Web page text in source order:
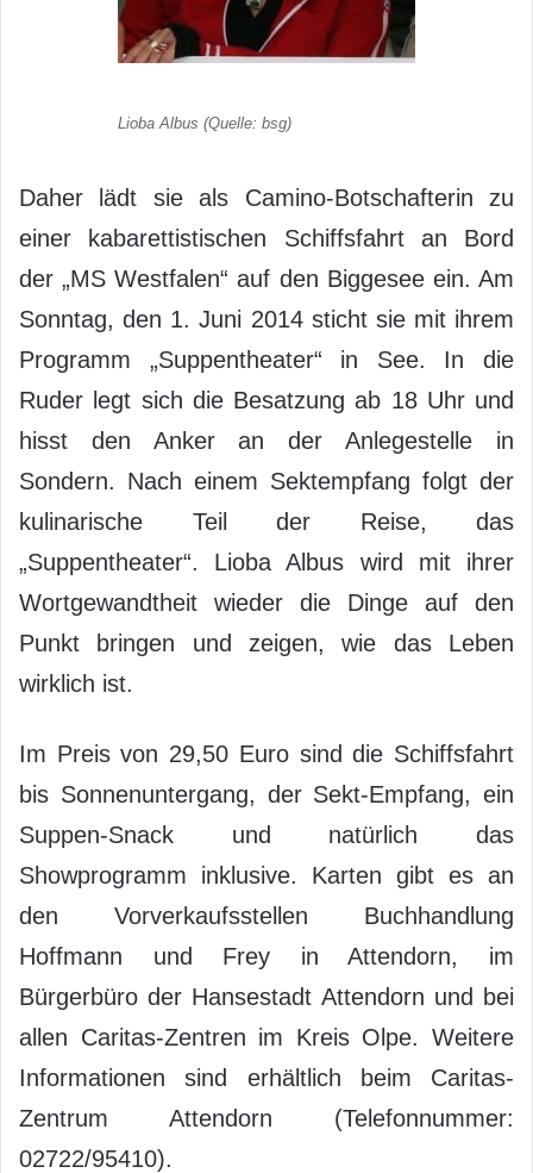
Lioba Albus (Quelle: bsg)
Daher lädt sie als Camino-Botschafterin zu
einer kabarettistischen Schiffsfahrt an Bord
der „MS Westfalen“ auf den Biggesee ein. Am
Sonntag, den 1. Juni 2014 sticht sie mit ihrem
Programm „Suppentheater“ in See. In die
Ruder legt sich die Besatzung ab 18 Uhr und
hisst den Anker an der Anlegestelle in
Sondern. Nach einem Sektempfang folgt der
kulinarische Teil der Reise, das
„Suppentheater“. Lioba Albus wird mit ihrer
Wortgewandtheit wieder die Dinge auf den
Punkt bringen und zeigen, wie das Leben
wirklich ist.
Im Preis von 29,50 Euro sind die Schiffsfahrt
bis Sonnenuntergang, der Sekt-Empfang, ein
Suppen-Snack und natürlich das
Showprogramm inklusive. Karten gibt es an
den Vorverkaufsstellen Buchhandlung
Hoffmann und Frey in Attendorn, im
Bürgerbüro der Hansestadt Attendorn und bei
allen Caritas-Zentren im Kreis Olpe. Weitere
Informationen sind erhältlich beim Caritas-
Zentrum Attendorn (Telefonnummer:
02722/95410).